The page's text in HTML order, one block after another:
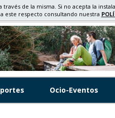
Ocio-Eventos
de la misma. Si no acepta la
este respecto consultando nuestra